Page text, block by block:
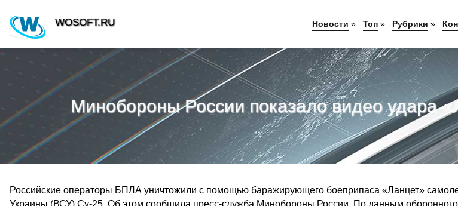
Минобороны России показало видео удара
Российские операторы БПЛА уничтожили с помощью баражирующего боеприпаса «Ланцет»
Украины (ВСУ) Су-25. Об этом сообщила пресс-служба Минобороны России. По данным
WOSOFT.RU Новости » Топ» Рубрики »